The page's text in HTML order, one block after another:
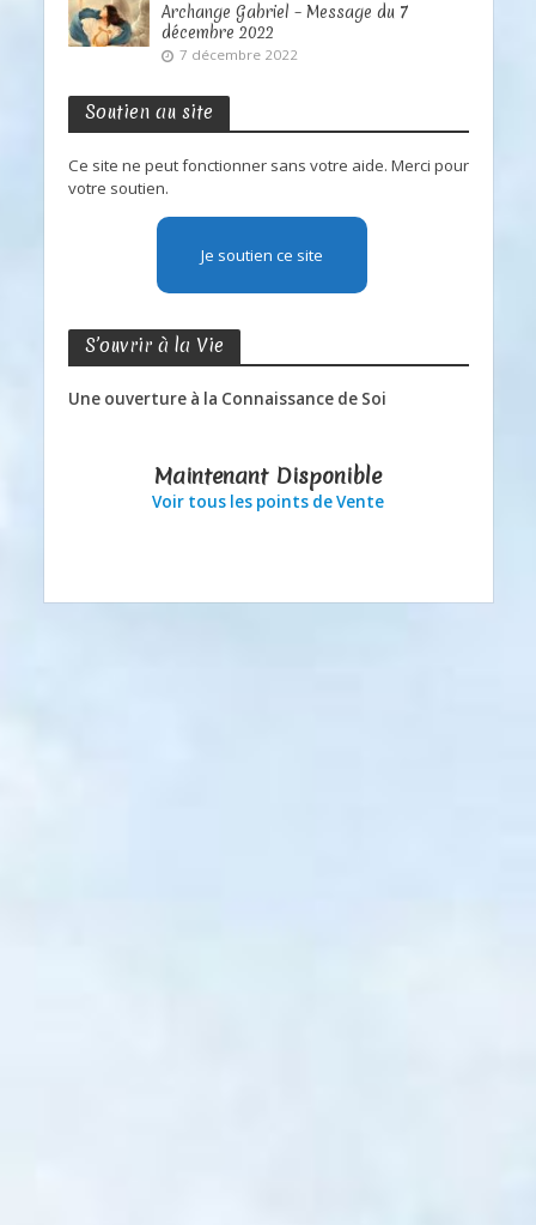
Archange Gabriel – Message du 7
décembre 2022
7 décembre 2022
Soutien au site
Ce site ne peut fonctionner sans votre aide. Merci pour
votre soutien.
Je soutien ce site
S’ouvrir à la Vie
Une ouverture à la Connaissance de Soi
Maintenant Disponible
Voir tous les points de Vente